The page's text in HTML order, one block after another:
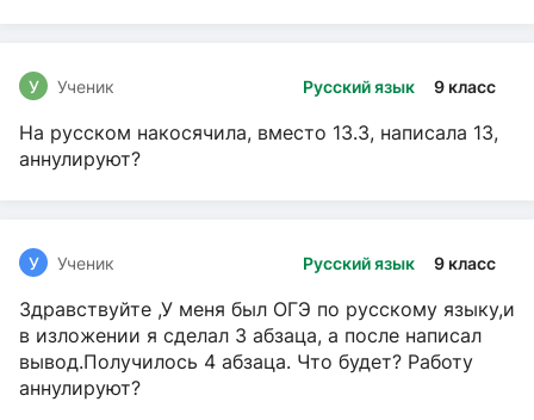
Русский язык 9 класс
У Ученик
На русском накосячила, вместо 13.3, написала 13,
аннулируют?
Русский язык 9 класс
У Ученик
Здравствуйте ,У меня был ОГЭ по русскому языку,и
в изложении я сделал 3 абзаца, а после написал
вывод.Получилось 4 абзаца. Что будет? Работу
аннулируют?